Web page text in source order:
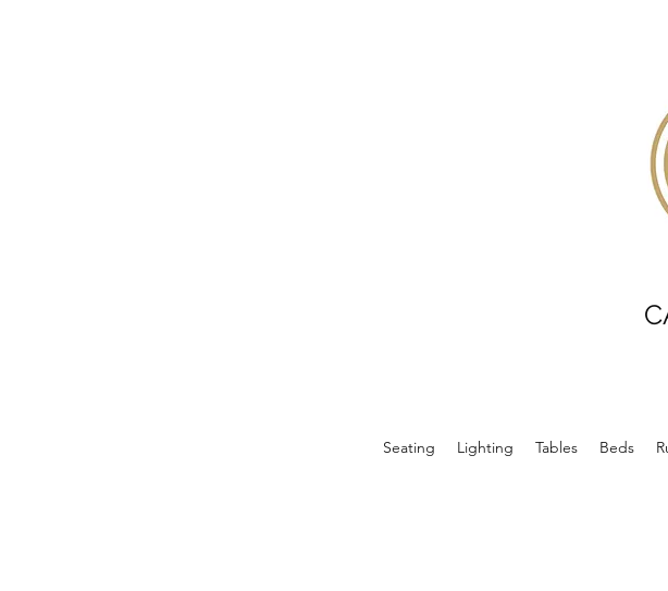
Seating Lighting Tables Beds